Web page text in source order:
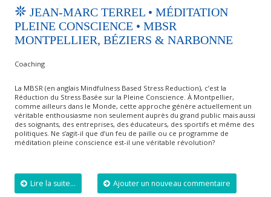
JEAN-MARC TERREL • MÉDITATION
PLEINE CONSCIENCE • MBSR
MONTPELLIER, BÉZIERS & NARBONNE
Coaching
La MBSR (en anglais Mindfulness Based Stress Reduction), c’est la
Réduction du Stress Basée sur la Pleine Conscience. À Montpellier,
comme ailleurs dans le Monde, cette approche génère actuellement un
véritable enthousiasme non seulement auprès du grand public mais aussi
des soignants, des entreprises, des éducateurs, des sportifs et même des
politiques. Ne s’agit-il que d’un feu de paille ou ce programme de
méditation pleine conscience est-il une véritable révolution?
Lire la suite... Ajouter un nouveau commentaire